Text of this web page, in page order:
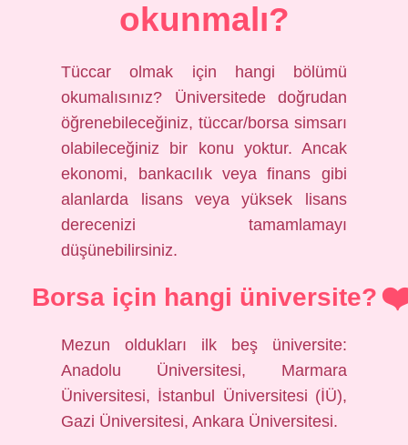
okunmalı?
Tüccar olmak için hangi bölümü
okumalısınız? Üniversitede doğrudan
öğrenebileceğiniz, tüccar/borsa simsarı
olabileceğiniz bir konu yoktur. Ancak
ekonomi, bankacılık veya finans gibi
alanlarda lisans veya yüksek lisans
derecenizi tamamlamayı
düşünebilirsiniz.
Borsa için hangi üniversite?
Mezun oldukları ilk beş üniversite:
Anadolu Üniversitesi, Marmara
Üniversitesi, İstanbul Üniversitesi (İÜ),
Gazi Üniversitesi, Ankara Üniversitesi.